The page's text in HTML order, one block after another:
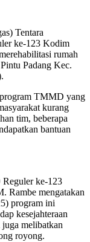
Tentara
ke-123 Kodim
rumah
Padang Kec.
TMMD yang
kurang
tim, beberapa
bantuan
Reguler ke-123
Rambe mengatakan
program ini
kesejahteraan
melibatkan
royong.